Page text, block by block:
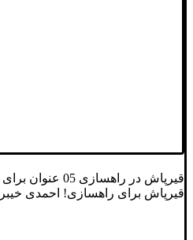
قیرپاش در
قیرپاش برای راهسازی! احمدی خیبر